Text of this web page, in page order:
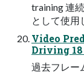
training 連
として使⽤
Video
Driving
過去フレー